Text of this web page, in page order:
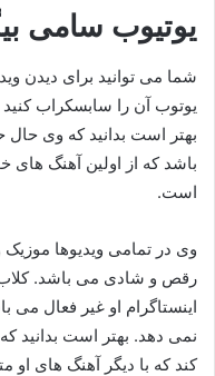
یوتیوب سامی
شما می توانید برای دیدن
یوتوب آن را سابسکراب کنید
بهتر است بدانید که وی
باشد که از اولین آهنگ های
است.
وی در تمامی ویدیوها
رقص و شادی می باشد.
اینستاگرام او غیر فعال می
نمی دهد. بهتر است بدانید
کند که با دیگر آهنگ های او